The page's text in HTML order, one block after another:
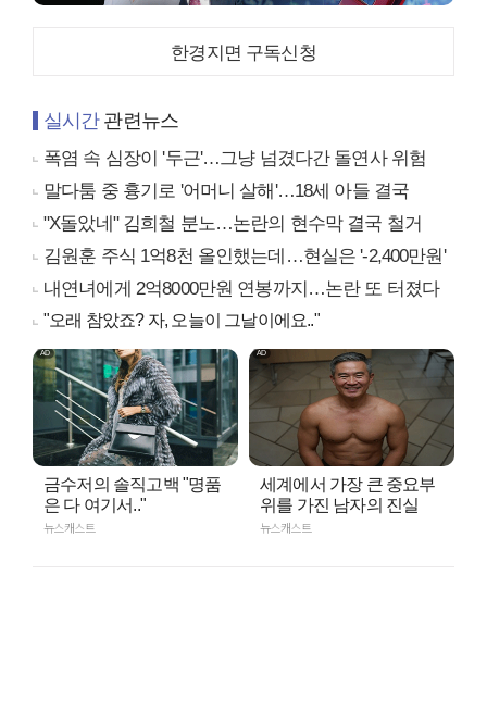
한경지면 구독신청
실시간관련뉴스
폭염 속 심장이 '두근'…그냥 넘겼다간 돌연사 위험
말다툼 중 흉기로 '어머니 살해'…18세 아들 결국
"X돌았네" 김희철 분노…논란의 현수막 결국 철거
김원훈 주식 1억8천 올인했는데…현실은 '-2,400만원'
내연녀에게 2억8000만원 연봉까지…논란 또 터졌다
"오래 참았죠? 자, 오늘이 그날이에요.."
금수저의 솔직고백 "명품
은 다 여기서.."
뉴스캐스트
세계에서 가장 큰 중요부
위를 가진 남자의 진실
뉴스캐스트